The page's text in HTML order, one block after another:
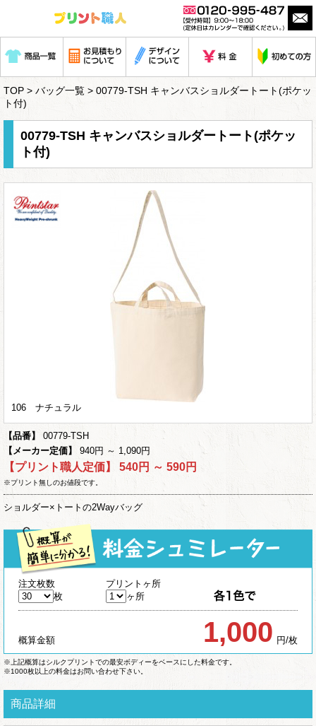
TOP > バッグ一覧 > 00779-TSH キャンバスショルダートート(ポケッ
ト付)
00779-TSH キャンバスショルダートート(ポケッ
ト付)
106 ナチュラル
【品番】
00779-TSH
【メーカー定価】
940円 ～ 1,090円
【プリント職人定価】 540円 ～ 590円
※プリント無しのお値段です。
ショルダー×トートの2Wayバッグ
注文枚数
プリントヶ所
枚
ヶ所
概算金額 1,000 円/枚
※上記概算はシルクプリントでの最安ボディーをベースにした料金です。
※1000枚以上の料金はお問い合わせ下さい。
商品詳細